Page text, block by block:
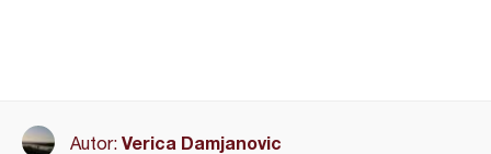
Autor: Verica Damjanovic